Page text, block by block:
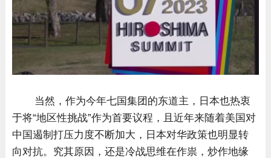
当然，作为今年七国集团的东道主，日本也热衷
于将“地区性挑战”作为首要议程，且近年来随着美国对
中国遏制打压力度不断加大，日本对华政策也明显转
向对抗。究其原因，还是冷战思维在作祟，炒作地缘